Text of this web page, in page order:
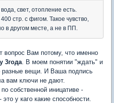
свет, отопление есть.
стр. с фигом. Такое чувство,
в другом месте, а не в ПП.
вопрос Вам потому, что именно
3года . В моем понятии "ждать" и
разные вещи. И Ваша подпись
вам ключи не дают.
собственной иницативе -
у каго какие способности.